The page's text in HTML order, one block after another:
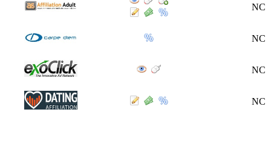
NC
NC
NC
NC